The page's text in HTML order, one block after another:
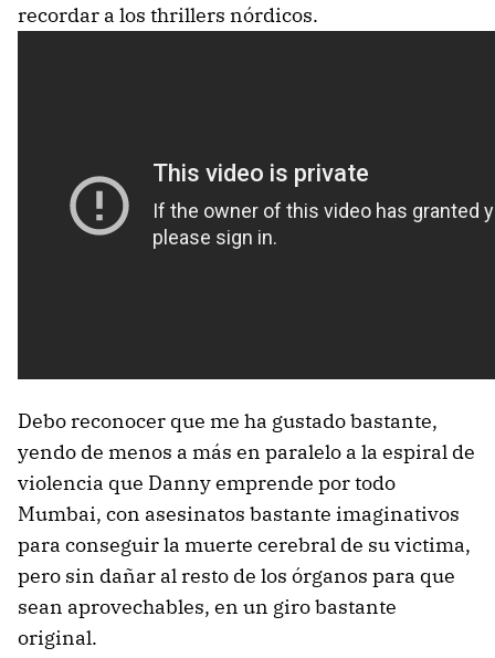
recordar a los thrillers nórdicos.
Debo reconocer que me ha gustado bastante,
yendo de menos a más en paralelo a la espiral de
violencia que Danny emprende por todo
Mumbai, con asesinatos bastante imaginativos
para conseguir la muerte cerebral de su victima,
pero sin dañar al resto de los órganos para que
sean aprovechables, en un giro bastante
original.